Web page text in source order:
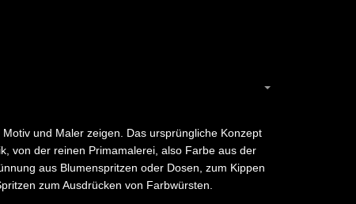
Motiv und Maler zeigen. Das ursprüngliche Konzept
von der reinen Primamalerei, also Farbe aus der
aus Blumenspritzen oder Dosen, zum Kippen
zum Ausdrücken von Farbwürsten.